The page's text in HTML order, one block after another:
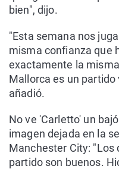
bien", dijo.
"Esta semana nos
misma confianza que
exactamente la
Mallorca es un partido
añadió.
No ve 'Carletto' un
imagen dejada en la
Manchester City: "Los
partido son buenos.